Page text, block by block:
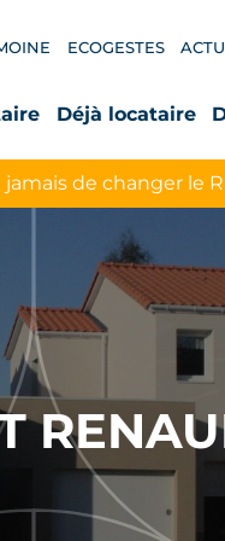
ECOGESTES
Déjà locataire
de changer le